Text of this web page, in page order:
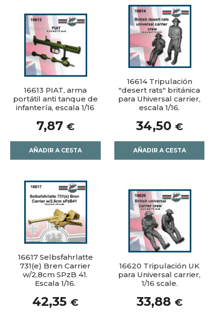
16613 PIAT, arma
portátil anti tanque de
infantería, escala 1/16
7,87 €
AÑADIR A CESTA
16614 Tripulación
"desert rats" británica
para Uhiversal carrier,
escala 1/16.
34,50 €
AÑADIR A CESTA
16617 Selbsfahrlatte
731(e) Bren Carrier
w/2,8cm SPzB 41.
Escala 1/16.
42,35 €
16620 Tripulación UK
para Universal carrier,
1/16 scale.
33,88 €